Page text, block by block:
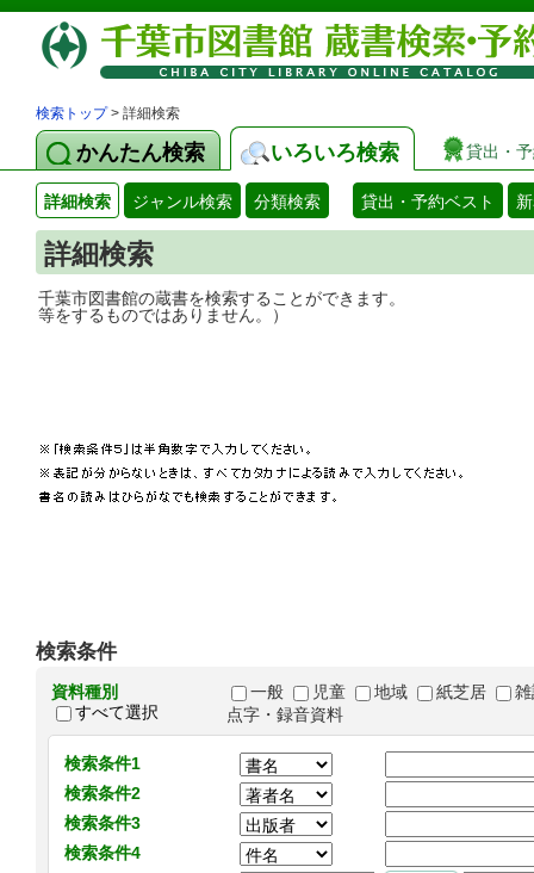
検索トップ> 詳細検索
かんたん検索 いろいろ検索 貸出・
詳細検索 ジャンル検索 分類検索 貸出・予約ベスト
詳細検索
千葉市図書館の蔵書を検索することがで
等をするものではありません。）
検索条件
資料種別
すべて選択
一般 児童 地域 紙芝居
点字・録音資料
検索条件1
検索条件2
検索条件3
検索条件4